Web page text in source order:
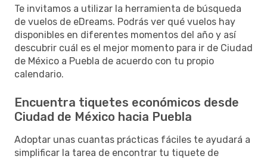
Te invitamos a utilizar la herramienta de búsqueda
de vuelos de eDreams. Podrás ver qué vuelos hay
disponibles en diferentes momentos del año y así
descubrir cuál es el mejor momento para ir de Ciudad
de México a Puebla de acuerdo con tu propio
calendario.
Encuentra tiquetes económicos desde
Ciudad de México hacia Puebla
Adoptar unas cuantas prácticas fáciles te ayudará a
simplificar la tarea de encontrar tu tiquete de